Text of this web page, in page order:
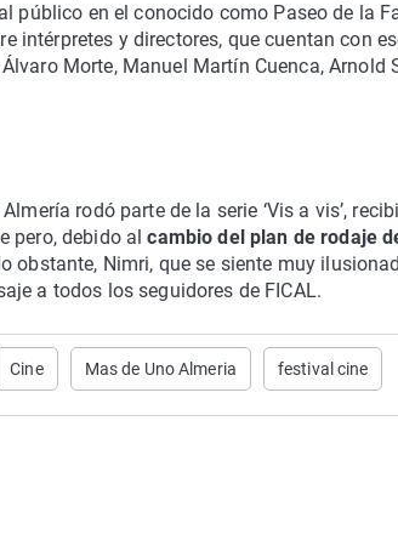
público en el conocido como Paseo de la
intérpretes y directores, que cuentan con
Morte, Manuel Martín Cuenca, Arnold
rodó parte de la serie ‘Vis a vis’,
pero, debido al cambio del plan de rodaje
obstante, Nimri, que se siente muy
a todos los seguidores de FICAL.
Cine Mas de Uno Almeria festival cine